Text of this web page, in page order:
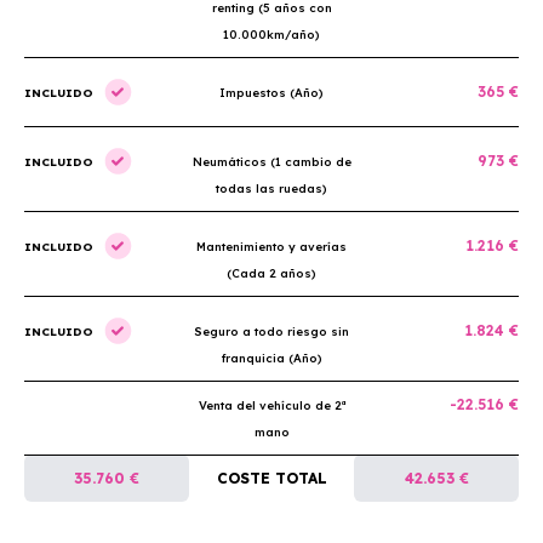
renting (5 años con
10.000km/año)
INCLUIDO Impuestos (Año) 365 €
INCLUIDO
Neumáticos (1 cambio de
todas las ruedas)
973 €
INCLUIDO
Mantenimiento y averías
(Cada 2 años)
1.216 €
INCLUIDO
Seguro a todo riesgo sin
franquicia (Año)
1.824 €
Venta del vehículo de 2ª
mano
-22.516 €
35.760 € COSTE TOTAL 42.653 €